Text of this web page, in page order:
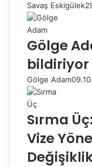
Savaş Eskigülek
Gölge
bildiriyor
Gölge Adam
Sırma
Vize